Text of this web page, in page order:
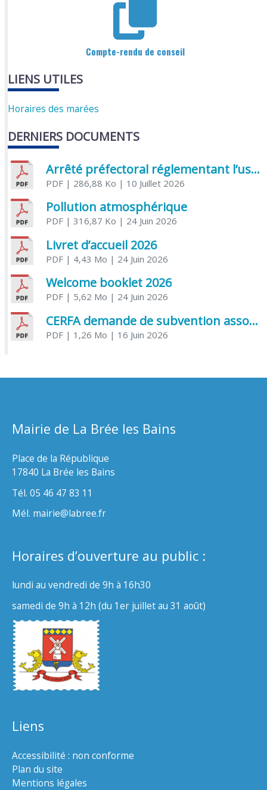
Compte-rendu de conseil
LIENS UTILES
Horaires des marées
DERNIERS DOCUMENTS
Arrêté préfectoral réglementant l’usage de l’eau
PDF| 286,88 Ko | 10 Juillet 2026
Pollution atmosphérique
PDF| 316,87 Ko | 24 Juin 2026
Livret d’accueil 2026
PDF| 4,43 Mo | 24 Juin 2026
Welcome booklet 2026
PDF| 5,62 Mo | 24 Juin 2026
CERFA demande de subvention association
PDF| 1,26 Mo | 16 Juin 2026
Mairie de La Brée les Bains
Place de la République
17840 La Brée les Bains
Tél. 05 46 47 83 11
Mél. mairie@labree.fr
Horaires d’ouverture au public :
lundi au vendredi de 9h à 16h30
samedi de 9h à 12h (du 1er juillet au 31 août)
Liens
Accessibilité : non conforme
Plan du site
Mentions légales